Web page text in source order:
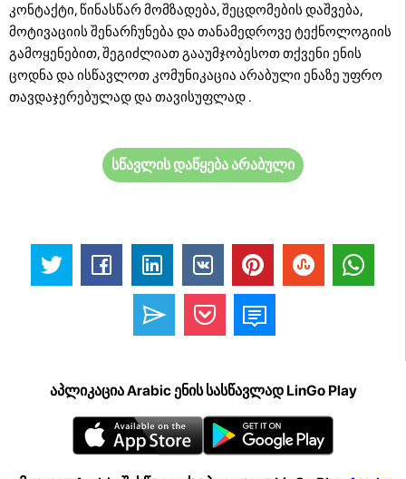
კონტაქტი, წინასწარ მომზადება, შეცდომების დაშვება,
მოტივაციის შენარჩუნება და თანამედროვე ტექნოლოგიის
გამოყენებით, შეგიძლიათ გააუმჯობესოთ თქვენი ენის
ცოდნა და ისწავლოთ კომუნიკაცია არაბული ენაზე უფრო
თავდაჯერებულად და თავისუფლად .
სწავლის დაწყება არაბული
აპლიკაცია Arabic ენის სასწავლად LinGo Play